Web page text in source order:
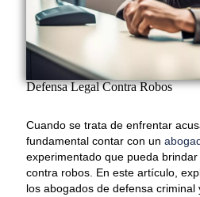
Defensa Legal Contra Robos
Cuando se trata de enfrentar
fundamental contar con un
experimentado que pueda
contra robos. En este artículo,
los abogados de defensa